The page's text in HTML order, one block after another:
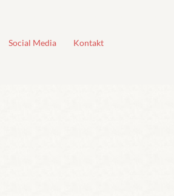
Social Media Kontakt